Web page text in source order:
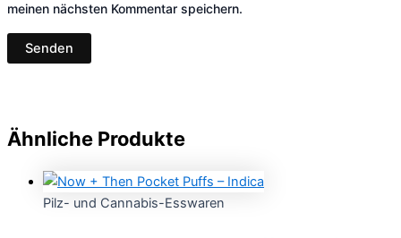
meinen nächsten Kommentar speichern.
Ähnliche Produkte
Pilz- und Cannabis-Esswaren